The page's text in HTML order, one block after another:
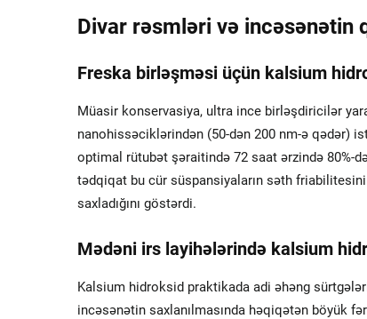
Divar rəsmləri və incəsənətin
Freska birləşməsi üçün kalsium
Müasir konservasiya, ultra ince birləşdiricilər
nanohissəciklərindən (50-dən 200 nm-ə qədər)
optimal rütubət şəraitində 72 saat ərzində 80%-
tədqiqat bu cür süspansiyaların səth
saxladığını göstərdi.
Mədəni irs layihələrində kalsium
Kalsium hidroksid praktikada adi əhəng
incəsənətin saxlanılmasında həqiqətən böyük